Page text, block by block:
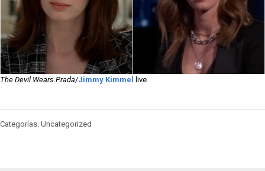
The Devil Wears Prada/Jimmy Kimmel live
Categorías: Uncategorized